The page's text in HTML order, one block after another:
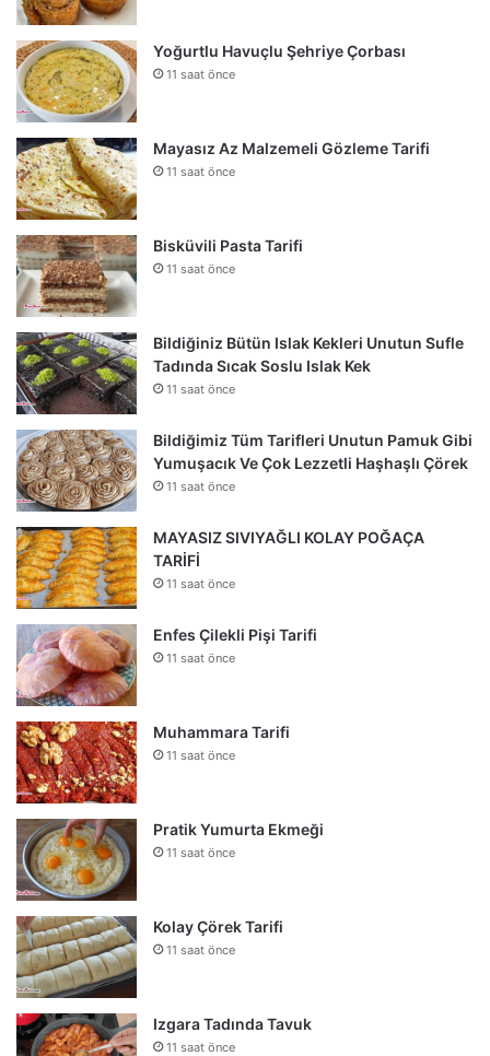
Yoğurtlu Havuçlu Şehriye Çorbası
11 saat önce
Mayasız Az Malzemeli Gözleme Tarifi
11 saat önce
Bisküvili Pasta Tarifi
11 saat önce
Bildiğiniz Bütün Islak Kekleri Unutun Sufle
Tadında Sıcak Soslu Islak Kek
11 saat önce
Bildiğimiz Tüm Tarifleri Unutun Pamuk Gibi
Yumuşacık Ve Çok Lezzetli Haşhaşlı Çörek
11 saat önce
MAYASIZ SIVIYAĞLI KOLAY POĞAÇA
TARİFİ
11 saat önce
Enfes Çilekli Pişi Tarifi
11 saat önce
Muhammara Tarifi
11 saat önce
Pratik Yumurta Ekmeği
11 saat önce
Kolay Çörek Tarifi
11 saat önce
Izgara Tadında Tavuk
11 saat önce